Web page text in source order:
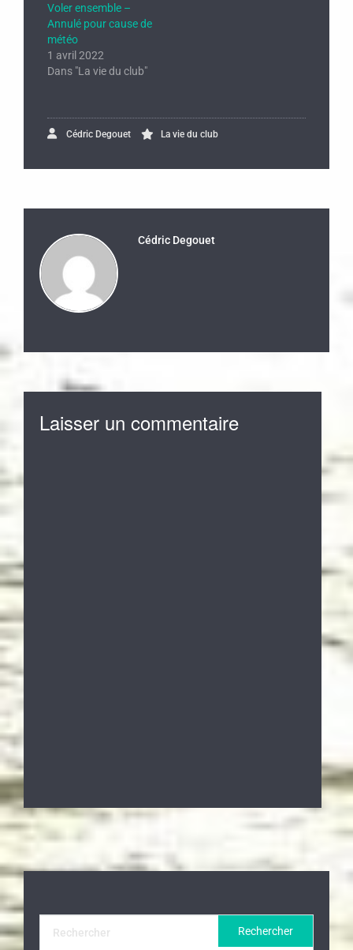
Voler ensemble –
Annulé pour cause de
météo
1 avril 2022
Dans "La vie du club"
Cédric Degouet La vie du club
Cédric Degouet
Laisser un commentaire